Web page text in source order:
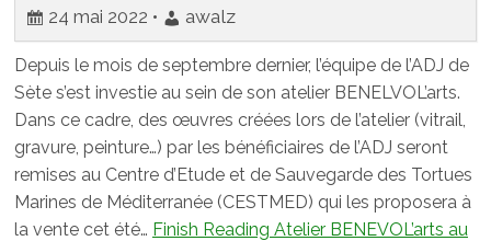
24 mai 2022 • awalz
Depuis le mois de septembre dernier, l’équipe de l’ADJ de
Sète s’est investie au sein de son atelier BENELVOL’arts.
Dans ce cadre, des œuvres créées lors de l’atelier (vitrail,
gravure, peinture…) par les bénéficiaires de l’ADJ seront
remises au Centre d’Etude et de Sauvegarde des Tortues
Marines de Méditerranée (CESTMED) qui les proposera à
la vente cet été… Finish Reading Atelier BENEVOL’arts au